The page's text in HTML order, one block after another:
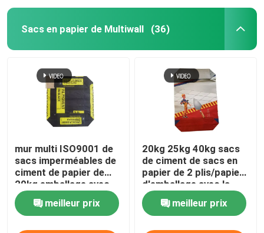
Sacs en papier de Multiwall (36)
mur multi ISO9001 de
sacs imperméables de
ciment de papier de
20kg emballage avec
l'adhésif
meilleur prix
20kg 25kg 40kg sacs
de ciment de sacs en
papier de 2 plis/papier
d'emballage avec la
poudre adhésive
meilleur prix